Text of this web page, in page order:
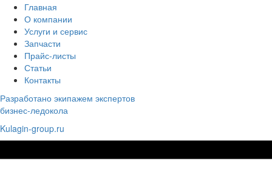
Главная
О компании
Услуги и сервис
Запчасти
Прайс-листы
Статьи
Контакты
Разработано экипажем экспертов
бизнес-ледокола
Kulagin-group.ru